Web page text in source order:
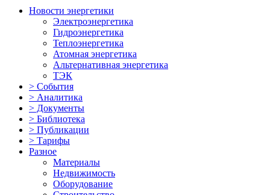
Новости энергетики
Электроэнергетика
Гидроэнергетика
Теплоэнергетика
Атомная энергетика
Альтернативная энергетика
ТЭК
> События
> Аналитика
> Документы
> Библиотека
> Публикации
> Тарифы
Разное
Материалы
Недвижимость
Оборудование